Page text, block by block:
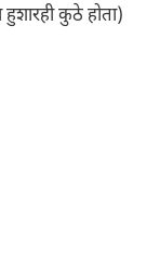
हुशारही कुठे होता)